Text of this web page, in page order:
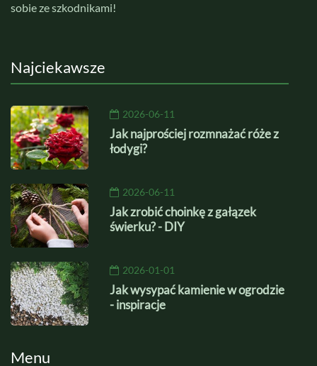
sobie ze szkodnikami!
Najciekawsze
2026-06-11
Jak najprościej rozmnażać róże z
łodygi?
2026-06-11
Jak zrobić choinkę z gałązek
świerku? - DIY
2026-01-01
Jak wysypać kamienie w ogrodzie
- inspiracje
Menu